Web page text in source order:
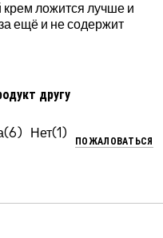
ложится лучше и
ещё и не содержит
другу
6 1
ПОЖАЛОВАТЬСЯ